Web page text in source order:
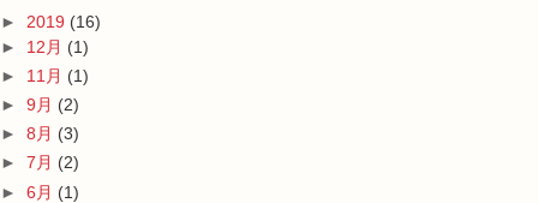
► 2019 (16)
► 12月 (1)
► 11月 (1)
► 9月 (2)
► 8月 (3)
► 7月 (2)
► 6月 (1)